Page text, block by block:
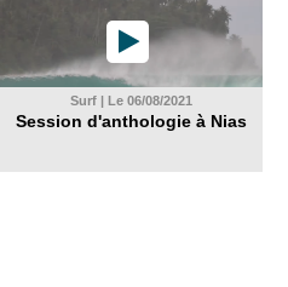
Surf | Le 06/08/2021
Session d'anthologie à Nias